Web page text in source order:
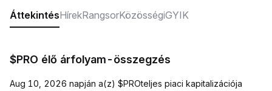
ÁttekintésHírekRangsorKözösségiGYIK
$PRO élő árfolyam-összegzés
Aug 10, 2026 napján a(z) $PROteljes piaci kapitalizációja